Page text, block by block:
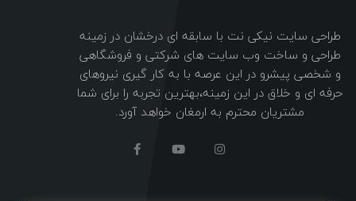
طراحی سایت نیکی نت با سابقه ای درخشان در زمینه
طراحی و ساخت وب سایت های شرکتی و فروشگاهی
و شخصی پیشرو در این عرصه با به کار گیری نیروهای
حرفه ای و خلاق در این زمینه،بهترین تجربه را برای شما
مشتریان محترم به ارمغان خواهد آورد.